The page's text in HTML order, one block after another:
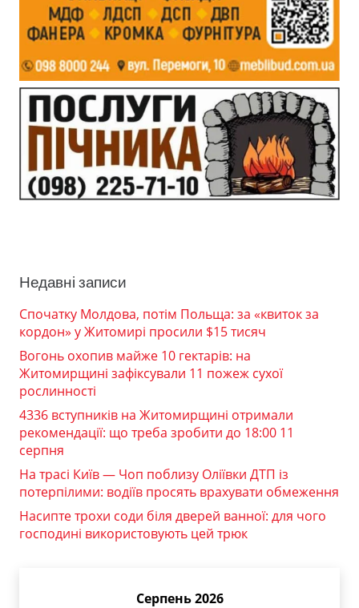
Недавні записи
Спочатку Молдова, потім Польща: за «квиток за
кордон» у Житомирі просили $15 тисяч
Вогонь охопив майже 10 гектарів: на
Житомирщині зафіксували 11 пожеж сухої
рослинності
4336 вступників на Житомирщині отримали
рекомендації: що треба зробити до 18:00 11
серпня
На трасі Київ — Чоп поблизу Оліївки ДТП із
потерпілими: водіїв просять врахувати обмеження
Насипте трохи соди біля дверей ванної: для чого
господині використовують цей трюк
Серпень 2026